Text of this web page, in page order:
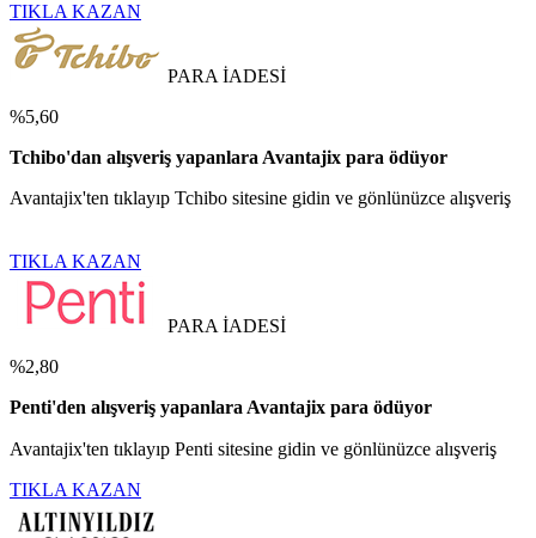
TIKLA KAZAN
PARA İADESİ
%5,60
Tchibo'dan alışveriş yapanlara Avantajix para ödüyor
Avantajix'ten tıklayıp Tchibo sitesine gidin ve gönlünüzce alışveriş
TIKLA KAZAN
PARA İADESİ
%2,80
Penti'den alışveriş yapanlara Avantajix para ödüyor
Avantajix'ten tıklayıp Penti sitesine gidin ve gönlünüzce alışveriş
TIKLA KAZAN